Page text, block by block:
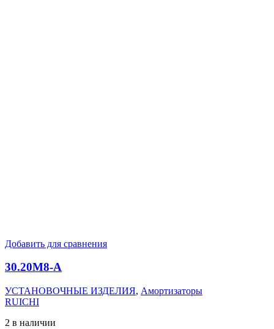
Добавить для сравнения
30.20M8-А
УСТАНОВОЧНЫЕ ИЗДЕЛИЯ, Амортизаторы
RUICHI
2 в наличии